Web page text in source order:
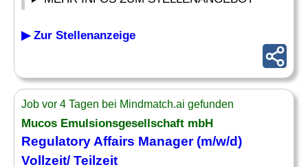
▶ Zur Stellenanzeige
Job vor 4 Tagen bei Mindmatch.ai gefunden
Mucos Emulsionsgesellschaft mbH
Regulatory Affairs Manager (m/w/d)
Vollzeit/ Teilzeit